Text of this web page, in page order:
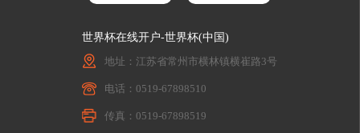
份 能升降桌
世界杯在线开户-世界杯(中国)
地址：江苏省常州市横林镇横崔路3号
电话：0519-67898510
传真：0519-67898519